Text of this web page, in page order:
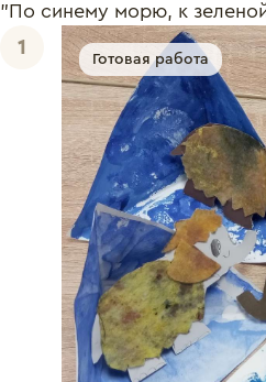
"По синему морю, к
1
Готовая работа